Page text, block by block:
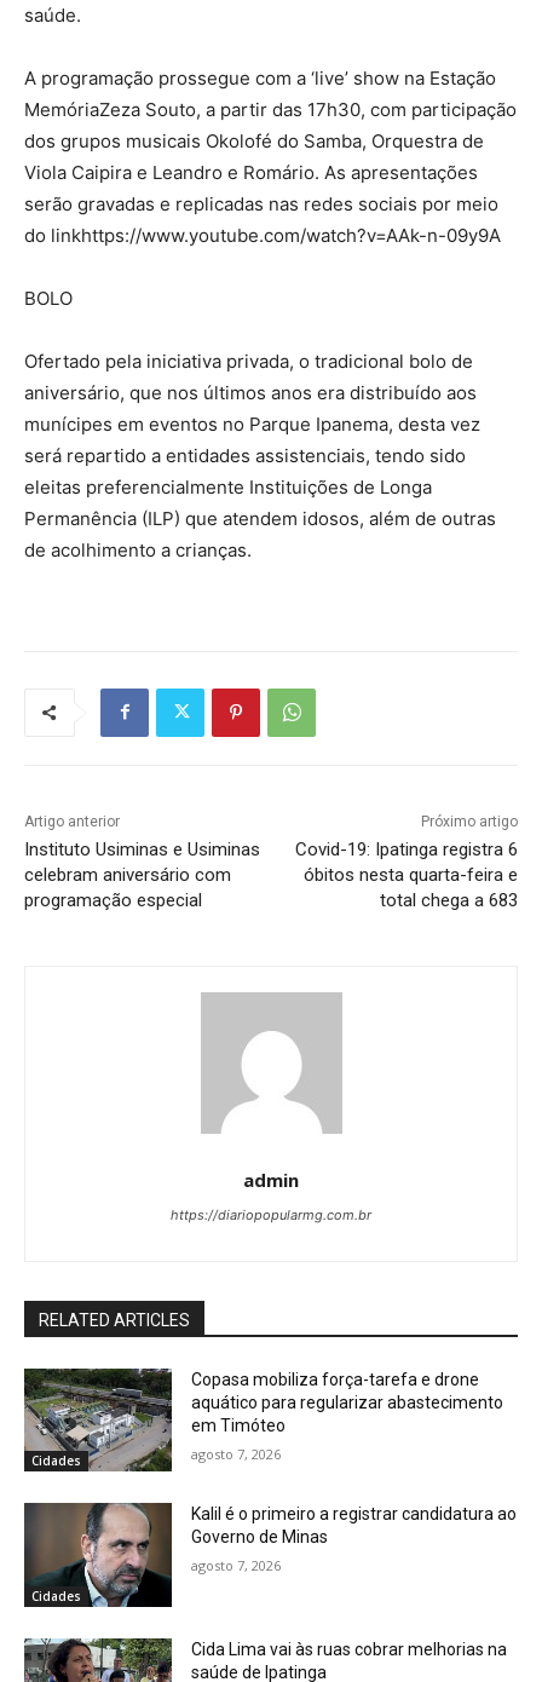
saúde.
A programação prossegue com a ‘live’ show na Estação
MemóriaZeza Souto, a partir das 17h30, com participação
dos grupos musicais Okolofé do Samba, Orquestra de
Viola Caipira e Leandro e Romário. As apresentações
serão gravadas e replicadas nas redes sociais por meio
do linkhttps://www.youtube.com/watch?v=AAk-n-09y9A
BOLO
Ofertado pela iniciativa privada, o tradicional bolo de
aniversário, que nos últimos anos era distribuído aos
munícipes em eventos no Parque Ipanema, desta vez
será repartido a entidades assistenciais, tendo sido
eleitas preferencialmente Instituições de Longa
Permanência (ILP) que atendem idosos, além de outras
de acolhimento a crianças.
Artigo anterior
Instituto Usiminas e Usiminas
celebram aniversário com
programação especial
Próximo artigo
Covid-19: Ipatinga registra 6
óbitos nesta quarta-feira e
total chega a 683
admin
https://diariopopularmg.com.br
RELATED ARTICLES
Cidades
Copasa mobiliza força-tarefa e drone
aquático para regularizar abastecimento
em Timóteo
agosto 7, 2026
Cidades
Kalil é o primeiro a registrar candidatura ao
Governo de Minas
agosto 7, 2026
Cida Lima vai às ruas cobrar melhorias na
saúde de Ipatinga